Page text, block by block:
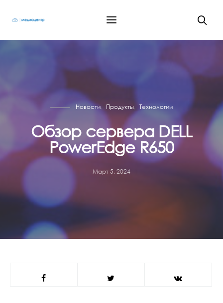
Новости Продукты Технологии
Обзор сервера DELL
PowerEdge R650
Март 5, 2024